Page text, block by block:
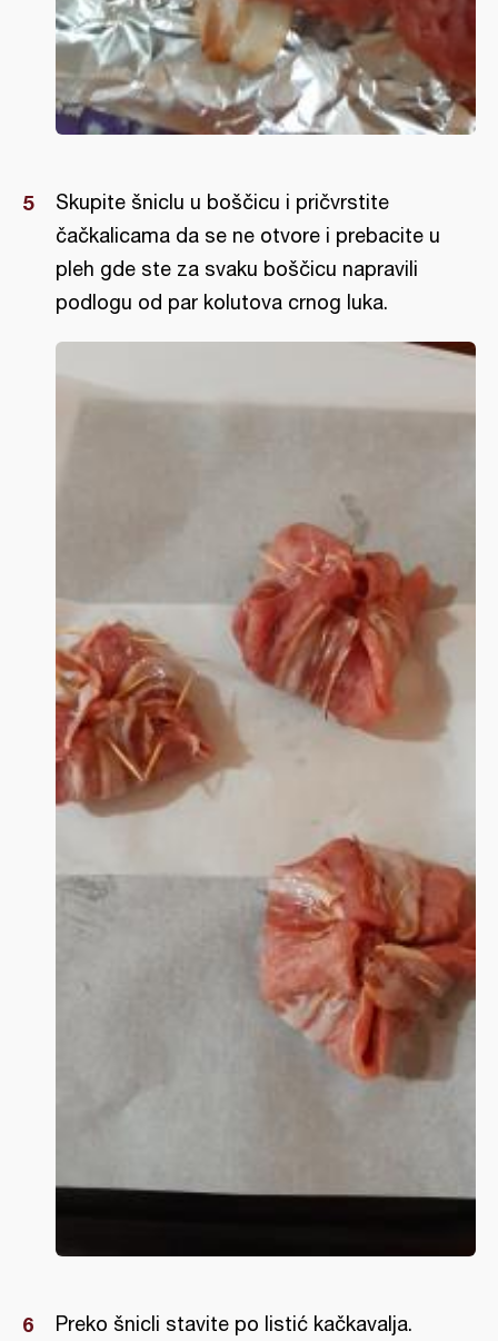
Skupite šniclu u boščicu i pričvrstite
čačkalicama da se ne otvore i prebacite u
pleh gde ste za svaku boščicu napravili
podlogu od par kolutova crnog luka.
Preko šnicli stavite po listić kačkavalja.